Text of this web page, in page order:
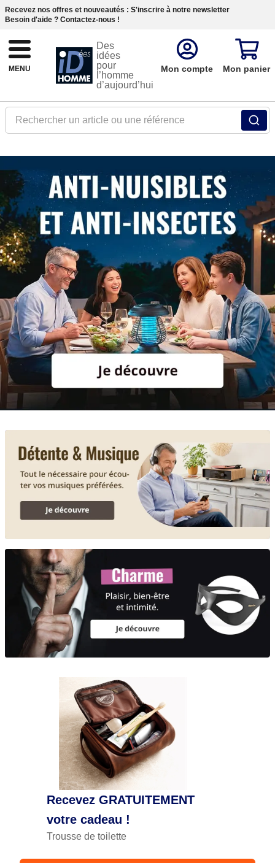
Recevez nos offres et nouveautés : S'inscrire à notre newsletter
Besoin d'aide ? Contactez-nous !
MENU
Des
idées
pour
l’homme
d’aujourd’hui
Rechercher un article ou une référence
Mon compte Mon panier
Default
Home
>
Bannière
Principale
Recevez GRATUITEMENT
votre cadeau !
Trousse de toilette